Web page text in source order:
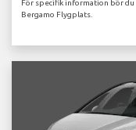
För specifik information bör
Bergamo Flygplats.